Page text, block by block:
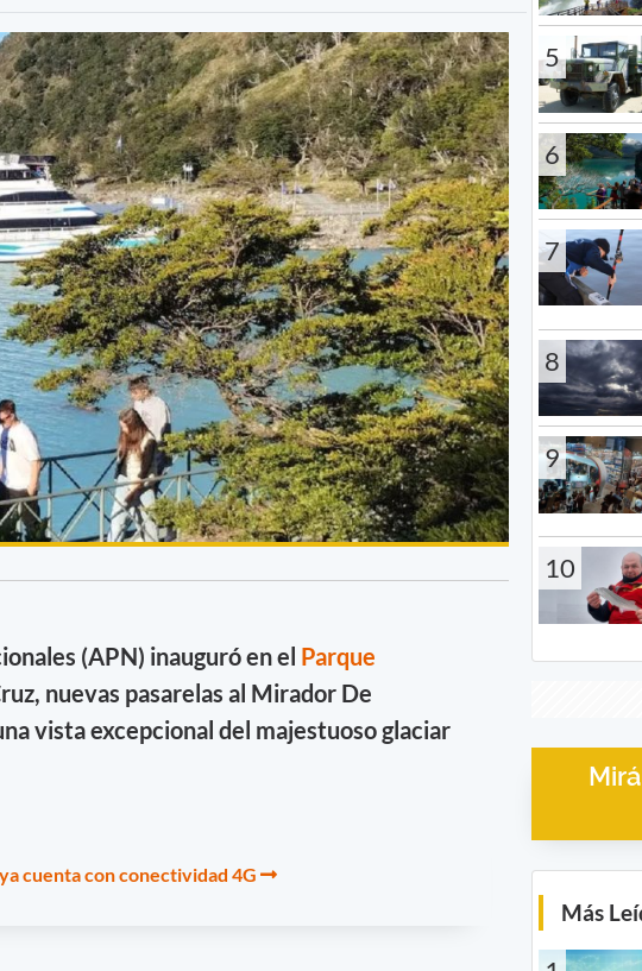
(APN) inauguró en el Parque
nuevas pasarelas al Mirador De
vista excepcional del majestuoso glaciar
cuenta con conectividad 4G
5
6
7
8
9
10
Más